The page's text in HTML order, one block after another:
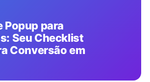
Popup para
Seu Checklist
Conversão em